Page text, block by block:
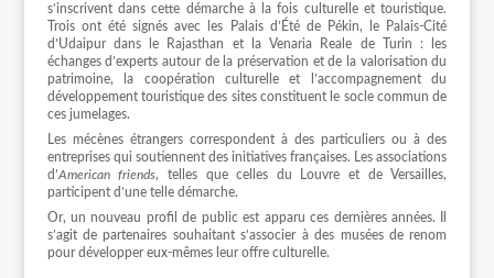
s’inscrivent dans cette démarche à la fois culturelle et touristique.
Trois ont été signés avec les Palais d’Été de Pékin, le Palais-Cité
d’Udaipur dans le Rajasthan et la Venaria Reale de Turin : les
échanges d’experts autour de la préservation et de la valorisation du
patrimoine, la coopération culturelle et l’accompagnement du
développement touristique des sites constituent le socle commun de
ces jumelages.
Les mécènes étrangers correspondent à des particuliers ou à des
entreprises qui soutiennent des initiatives françaises. Les associations
d’American friends, telles que celles du Louvre et de Versailles,
participent d’une telle démarche.
Or, un nouveau profil de public est apparu ces dernières années. Il
s’agit de partenaires souhaitant s’associer à des musées de renom
pour développer eux-mêmes leur offre culturelle.